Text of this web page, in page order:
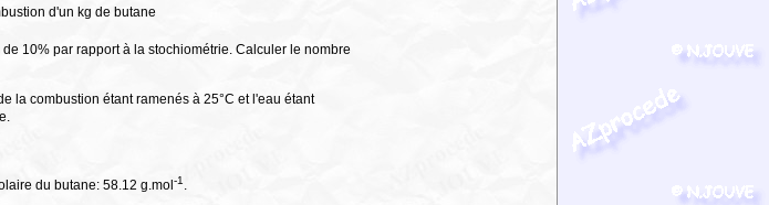
d'un kg de butane
10% par rapport à la stochiométrie. Calculer le nombre
la combustion étant ramenés à 25°C et l'eau étant
du butane: 58.12 g.mol-1.